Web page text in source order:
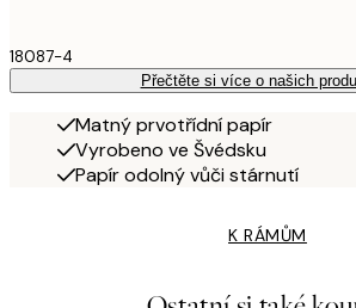
18087-4
Přečtěte si více o našich
Matný prvotřídní papír
Vyrobeno ve Švédsku
Papír odolný vůči stárnutí
K RÁMŮM